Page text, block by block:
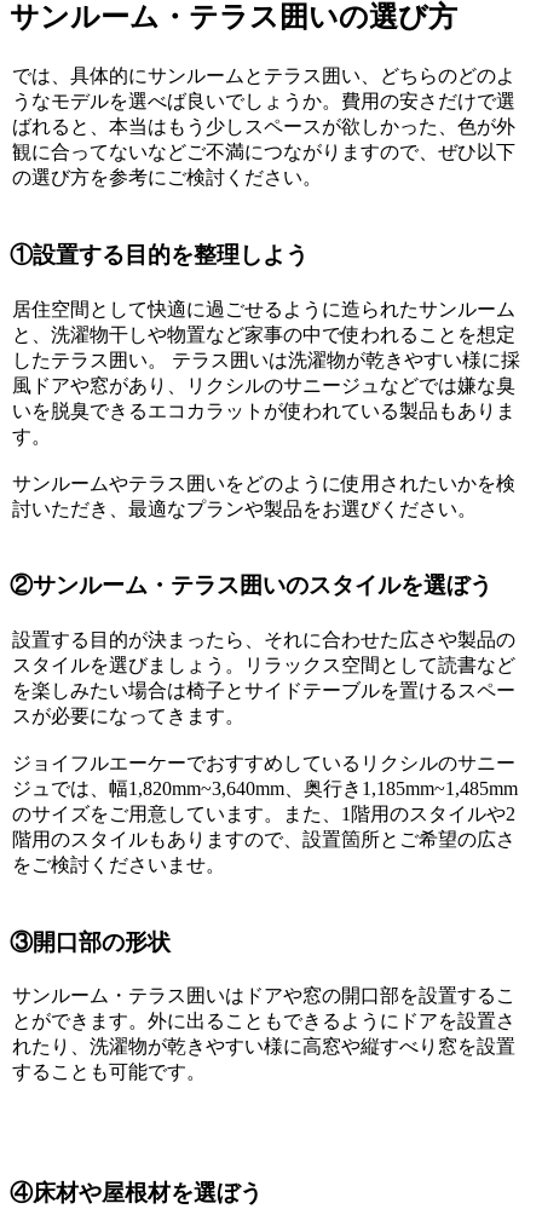
サンルーム・テラス囲いの選び方
では、具体的にサンルームとテラス囲い、どちらのどのよ
うなモデルを選べば良いでしょうか。費用の安さだけで選
ばれると、本当はもう少しスペースが欲しかった、色が外
観に合ってないなどご不満につながりますので、ぜひ以下
の選び方を参考にご検討ください。
①設置する目的を整理しよう
居住空間として快適に過ごせるように造られたサンルーム
と、洗濯物干しや物置など家事の中で使われることを想定
したテラス囲い。 テラス囲いは洗濯物が乾きやすい様に採
風ドアや窓があり、リクシルのサニージュなどでは嫌な臭
いを脱臭できるエコカラットが使われている製品もありま
す。
サンルームやテラス囲いをどのように使用されたいかを検
討いただき、最適なプランや製品をお選びください。
②サンルーム・テラス囲いのスタイルを選ぼう
設置する目的が決まったら、それに合わせた広さや製品の
スタイルを選びましょう。リラックス空間として読書など
を楽しみたい場合は椅子とサイドテーブルを置けるスペー
スが必要になってきます。
ジョイフルエーケーでおすすめしているリクシルのサニー
ジュでは、幅1,820mm~3,640mm、奥行き1,185mm~1,485mm
のサイズをご用意しています。また、1階用のスタイルや2
階用のスタイルもありますので、設置箇所とご希望の広さ
をご検討くださいませ。
③開口部の形状
サンルーム・テラス囲いはドアや窓の開口部を設置するこ
とができます。外に出ることもできるようにドアを設置さ
れたり、洗濯物が乾きやすい様に高窓や縦すべり窓を設置
することも可能です。
④床材や屋根材を選ぼう